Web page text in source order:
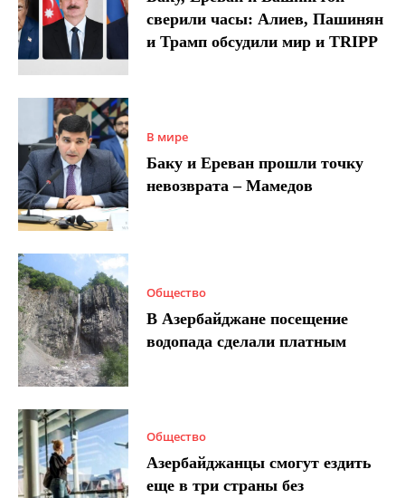
сверили часы: Алиев, Пашинян
и Трамп обсудили мир и TRIPP
В мире
Баку и Ереван прошли точку
невозврата – Мамедов
Общество
В Азербайджане посещение
водопада сделали платным
Общество
Азербайджанцы смогут ездить
еще в три страны без